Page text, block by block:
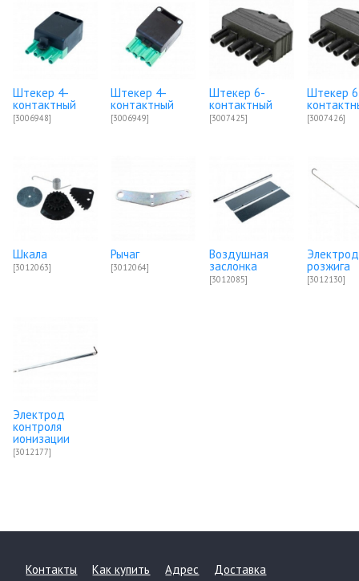
Штекер 4-
контактный
[3006948]
Штекер 4-
контактный
[3006949]
Штекер 6-
контактный
[3007425]
Штекер
[3007426]
Шкала
[3012063]
Рычаг
[3012064]
Воздушная
заслонка
[3012085]
Электрод
розжига
[3012130]
Электрод
контроля
ионизации
[3012177]
Контакты Как купить Адрес Доставка